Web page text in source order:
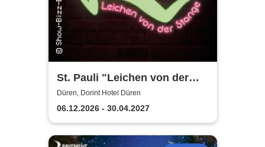
St. Pauli "Leichen von der
Stange" - Krimi-Dinner
Düren, Dorint Hotel Düren
06.12.2026 - 30.04.2027